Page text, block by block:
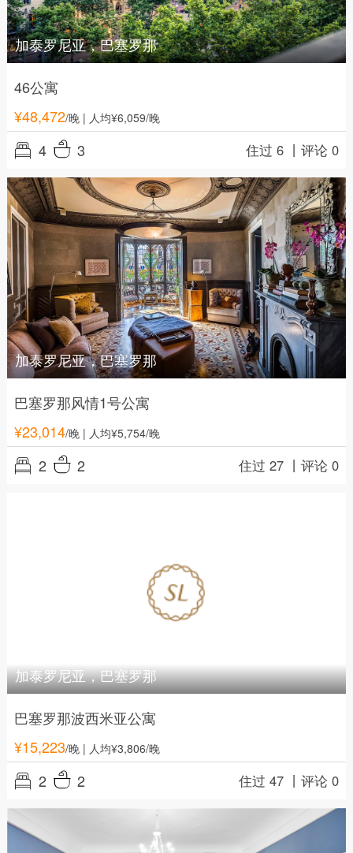
加泰罗尼亚，巴塞罗那
46公寓
¥48,472/晚| 人均¥6,059/晚
4 3 住过 6 丨评论 0
加泰罗尼亚，巴塞罗那
巴塞罗那风情1号公寓
¥23,014/晚| 人均¥5,754/晚
2 2 住过 27 丨评论 0
加泰罗尼亚，巴塞罗那
巴塞罗那波西米亚公寓
¥15,223/晚| 人均¥3,806/晚
2 2 住过 47 丨评论 0